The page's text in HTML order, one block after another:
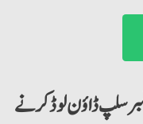
سلپ ڈاؤن لوڈ کرنے